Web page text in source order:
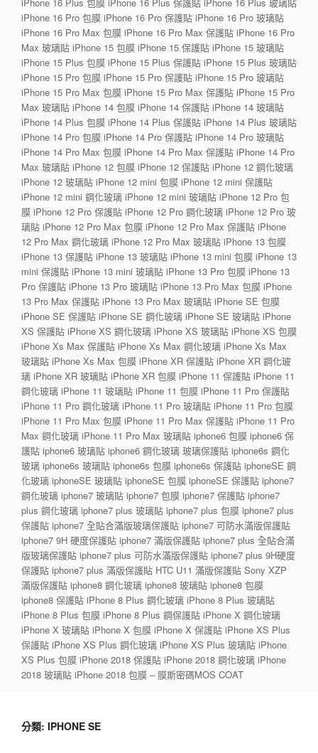
iPhone 16 Plus 包膜 iPhone 16 Plus 保護貼 iPhone 16 Plus 玻璃貼
iPhone 16 Pro 包膜 iPhone 16 Pro 保護貼 iPhone 16 Pro 玻璃貼
iPhone 16 Pro Max 包膜 iPhone 16 Pro Max 保護貼 iPhone 16 Pro
Max 玻璃貼 iPhone 15 包膜 iPhone 15 保護貼 iPhone 15 玻璃貼
iPhone 15 Plus 包膜 iPhone 15 Plus 保護貼 iPhone 15 Plus 玻璃貼
iPhone 15 Pro 包膜 iPhone 15 Pro 保護貼 iPhone 15 Pro 玻璃貼
iPhone 15 Pro Max 包膜 iPhone 15 Pro Max 保護貼 iPhone 15 Pro
Max 玻璃貼 iPhone 14 包膜 iPhone 14 保護貼 iPhone 14 玻璃貼
iPhone 14 Plus 包膜 iPhone 14 Plus 保護貼 iPhone 14 Plus 玻璃貼
iPhone 14 Pro 包膜 iPhone 14 Pro 保護貼 iPhone 14 Pro 玻璃貼
iPhone 14 Pro Max 包膜 iPhone 14 Pro Max 保護貼 iPhone 14 Pro
Max 玻璃貼 iPhone 12 包膜 iPhone 12 保護貼 iPhone 12 鋼化玻璃
iPhone 12 玻璃貼 iPhone 12 mini 包膜 iPhone 12 mini 保護貼
iPhone 12 mini 鋼化玻璃 iPhone 12 mini 玻璃貼 iPhone 12 Pro 包
膜 iPhone 12 Pro 保護貼 iPhone 12 Pro 鋼化玻璃 iPhone 12 Pro 玻
璃貼 iPhone 12 Pro Max 包膜 iPhone 12 Pro Max 保護貼 iPhone
12 Pro Max 鋼化玻璃 iPhone 12 Pro Max 玻璃貼 iPhone 13 包膜
iPhone 13 保護貼 iPhone 13 玻璃貼 iPhone 13 mini 包膜 iPhone 13
mini 保護貼 iPhone 13 mini 玻璃貼 iPhone 13 Pro 包膜 iPhone 13
Pro 保護貼 iPhone 13 Pro 玻璃貼 iPhone 13 Pro Max 包膜 iPhone
13 Pro Max 保護貼 iPhone 13 Pro Max 玻璃貼 iPhone SE 包膜
iPhone SE 保護貼 iPhone SE 鋼化玻璃 iPhone SE 玻璃貼 iPhone
XS 保護貼 iPhone XS 鋼化玻璃 iPhone XS 玻璃貼 iPhone XS 包膜
iPhone Xs Max 保護貼 iPhone Xs Max 鋼化玻璃 iPhone Xs Max
玻璃貼 iPhone Xs Max 包膜 iPhone XR 保護貼 iPhone XR 鋼化玻
璃 iPhone XR 玻璃貼 iPhone XR 包膜 iPhone 11 保護貼 iPhone 11
鋼化玻璃 iPhone 11 玻璃貼 iPhone 11 包膜 iPhone 11 Pro 保護貼
iPhone 11 Pro 鋼化玻璃 iPhone 11 Pro 玻璃貼 iPhone 11 Pro 包膜
iPhone 11 Pro Max 包膜 iPhone 11 Pro Max 保護貼 iPhone 11 Pro
Max 鋼化玻璃 iPhone 11 Pro Max 玻璃貼 iphone6 包膜 iphone6 保
護貼 iphone6 玻璃貼 iphone6 鋼化玻璃 玻璃保護貼 iphone6s 鋼化
玻璃 iphone6s 玻璃貼 iphone6s 包膜 iphone6s 保護貼 iphoneSE 鋼
化玻璃 iphoneSE 玻璃貼 iphoneSE 包膜 iphoneSE 保護貼 iphone7
鋼化玻璃 iphone7 玻璃貼 iphone7 包膜 iphone7 保護貼 iphone7
plus 鋼化玻璃 iphone7 plus 玻璃貼 iphone7 plus 包膜 iphone7 plus
保護貼 iphone7 全貼合滿版玻璃保護貼 iphone7 可防水滿版保護貼
iphone7 9H 硬度保護貼 iphone7 滿版保護貼 iphone7 plus 全貼合滿
版玻璃保護貼 iphone7 plus 可防水滿版保護貼 iphone7 plus 9H硬度
保護貼 iphone7 plus 滿版保護貼 HTC U11 滿版保護貼 Sony XZP
滿版保護貼 iphone8 鋼化玻璃 iphone8 玻璃貼 iphone8 包膜
iphone8 保護貼 iPhone 8 Plus 鋼化玻璃 iPhone 8 Plus 玻璃貼
iPhone 8 Plus 包膜 iPhone 8 Plus 鋼保護貼 iPhone X 鋼化玻璃
iPhone X 玻璃貼 iPhone X 包膜 iPhone X 保護貼 iPhone XS Plus
保護貼 iPhone XS Plus 鋼化玻璃 iPhone XS Plus 玻璃貼 iPhone
XS Plus 包膜 iPhone 2018 保護貼 iPhone 2018 鋼化玻璃 iPhone
2018 玻璃貼 iPhone 2018 包膜 – 膜斯密碼MOS COAT
分類: IPHONE SE